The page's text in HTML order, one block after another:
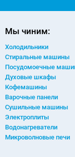
Мы чиним:
Холодильники
Стиральные машины
Посудомоечные
Духовые шкафы
Кофемашины
Варочные панели
Сушильные машины
Электроплиты
Водонагреватели
Микроволновые печи